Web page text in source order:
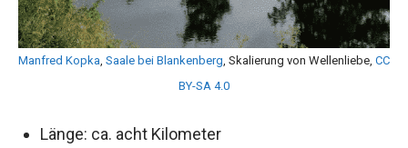
Manfred Kopka Saale bei Blankenberg , Skalierung von Wellenliebe, CC
BY-SA 4.0
Länge: ca. acht Kilometer